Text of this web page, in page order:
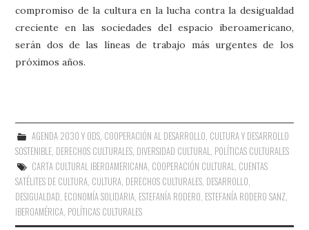
compromiso de la cultura en la lucha contra la desigualdad
creciente en las sociedades del espacio iberoamericano,
serán dos de las líneas de trabajo más urgentes de los
próximos años.
AGENDA 2030 Y ODS, COOPERACIÓN AL DESARROLLO CULTURA Y DESARROLLO
SOSTENIBLE DERECHOS CULTURALES DIVERSIDAD CULTURAL POLÍTICAS CULTURALES
CARTA CULTURAL IBEROAMERICANA, COOPERACIÓN CULTURAL CUENTAS
SATÉLITES DE CULTURA CULTURA DERECHOS CULTURALES DESARROLLO
DESIGUALDAD ECONOMÍA SOLIDARIA ESTEFANÍA RODERO ESTEFANÍA RODERO SANZ
IBEROAMÉRICA POLÍTICAS CULTURALES